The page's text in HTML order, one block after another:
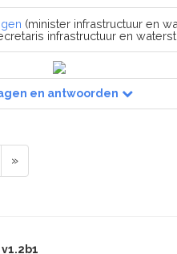
(minister infrastructuur en
infrastructuur en
en antwoorden
»
v1.2b1